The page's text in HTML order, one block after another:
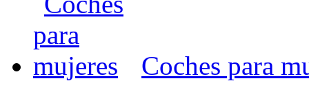
Coches para